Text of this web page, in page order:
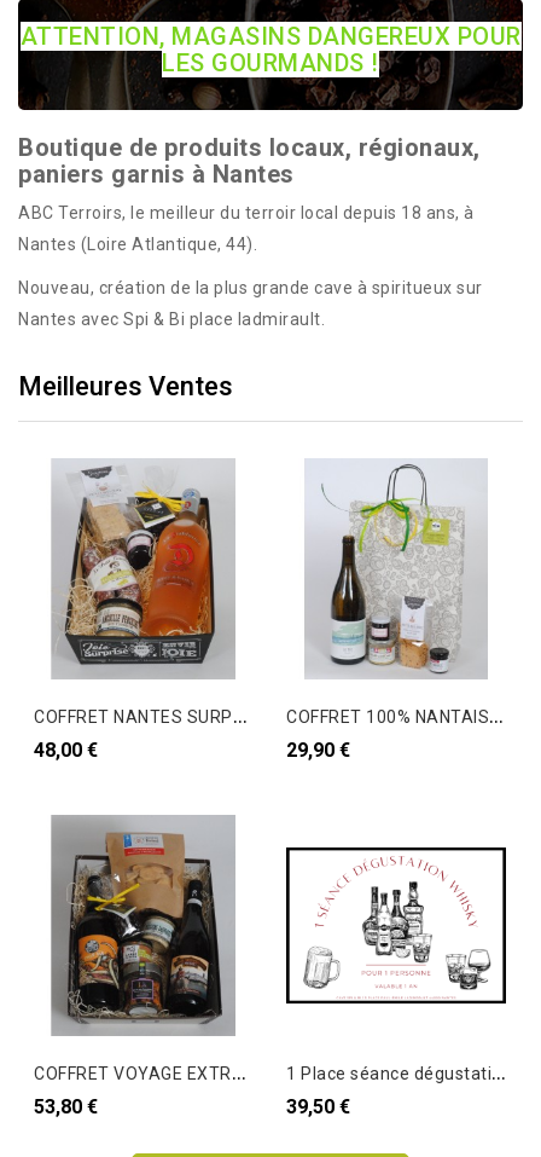
ATTENTION, MAGASINS DANGEREUX POUR
LES GOURMANDS !
Boutique de produits locaux, régionaux,
paniers garnis à Nantes
ABC Terroirs, le meilleur du terroir local depuis 18 ans, à
Nantes (Loire Atlantique, 44).
Nouveau, création de la plus grande cave à spiritueux sur
Nantes avec Spi & Bi place ladmirault.
Meilleures Ventes
C
OFFRET NANTES SURPRENANT V2
48,00 €
C
OFFRET 100% NANTAISES V1
29,90 €
C
OFFRET VOYAGE EXTRAORDINAIRE V2
53,80 €
1
Place séance dégustation Whisky
39,50 €